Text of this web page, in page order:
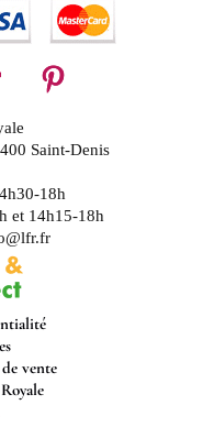
Saint-Denis
18h
et 14h15-18h
vente